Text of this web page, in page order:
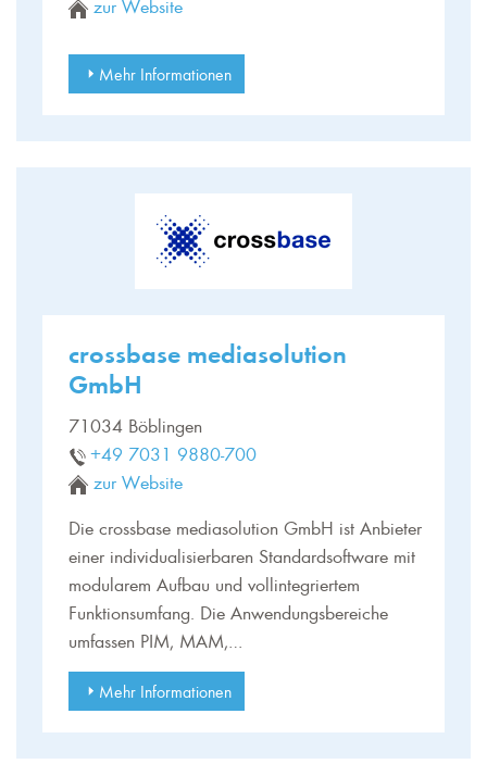
Mehr Informationen
crossbase mediasolution
GmbH
Die crossbase mediasolution GmbH ist Anbieter
einer individualisierbaren Standardsoftware mit
modularem Aufbau und vollintegriertem
Funktionsumfang. Die Anwendungsbereiche
umfassen PIM, MAM,…
Mehr Informationen
71034 Böblingen
+49 7031 9880-700
zur Website